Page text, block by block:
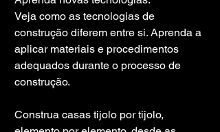
Veja como as tecnologias de
construção diferem entre si. Aprenda a
aplicar materiais e procedimentos
adequados durante o processo de
construção.
Construa casas tijolo por tijolo,